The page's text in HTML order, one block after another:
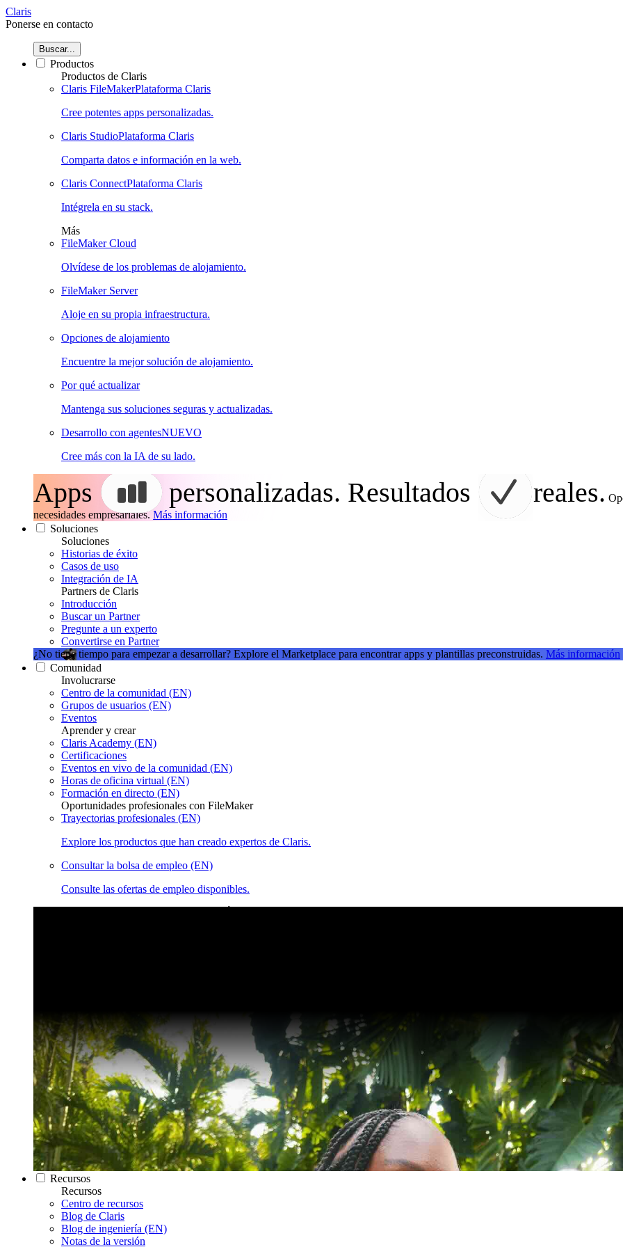
Claris
Ponerse en contacto
Buscar...
Productos
Productos de Claris
Claris FileMakerPlataforma Claris
Cree potentes apps personalizadas.
Claris StudioPlataforma Claris
Comparta datos e información en la web.
Claris ConnectPlataforma Claris
Intégrela en su stack.
Más
FileMaker Cloud
Olvídese de los problemas de alojamiento.
FileMaker Server
Aloje en su propia infraestructura.
Opciones de alojamiento
Encuentre la mejor solución de alojamiento.
Por qué actualizar
Mantenga sus soluciones seguras y actualizadas.
Desarrollo con agentesNUEVO
Cree más con la IA de su lado.
Apps personalizadas. Resultados reales.
necesidades empresariales. Más información
Soluciones
Soluciones
Historias de éxito
Casos de uso
Integración de IA
Partners de Claris
Introducción
Buscar un Partner
Pregunte a un experto
Convertirse en Partner
¿No tiene tiempo para empezar a desarrollar? Explore el Marketplace para encontrar apps y plantillas preconstruidas. Más información
Comunidad
Involucrarse
Centro de la comunidad (EN)
Grupos de usuarios (EN)
Eventos
Aprender y crear
Claris Academy (EN)
Certificaciones
Eventos en vivo de la comunidad (EN)
Horas de oficina virtual (EN)
Formación en directo (EN)
Oportunidades profesionales con FileMaker
Trayectorias profesionales (EN)
Explore los productos que han creado expertos de Claris.
Consultar la bolsa de empleo (EN)
Consulte las ofertas de empleo disponibles.
Recursos
Recursos
Centro de recursos
Blog de Claris
Blog de ingeniería (EN)
Notas de la versión